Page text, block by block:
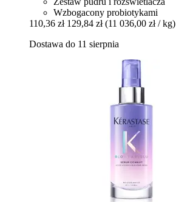
Wzbogacony probiotykami
110,36 zł 129,84 zł (11 036,00 zł / kg)
Dostawa do 11 sierpnia